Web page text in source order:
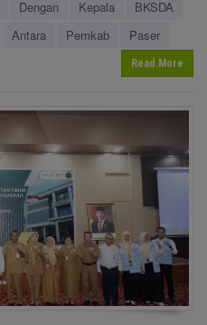
Dengan Kepala
BKSDA
Antara Pemkab
Paser
Read More